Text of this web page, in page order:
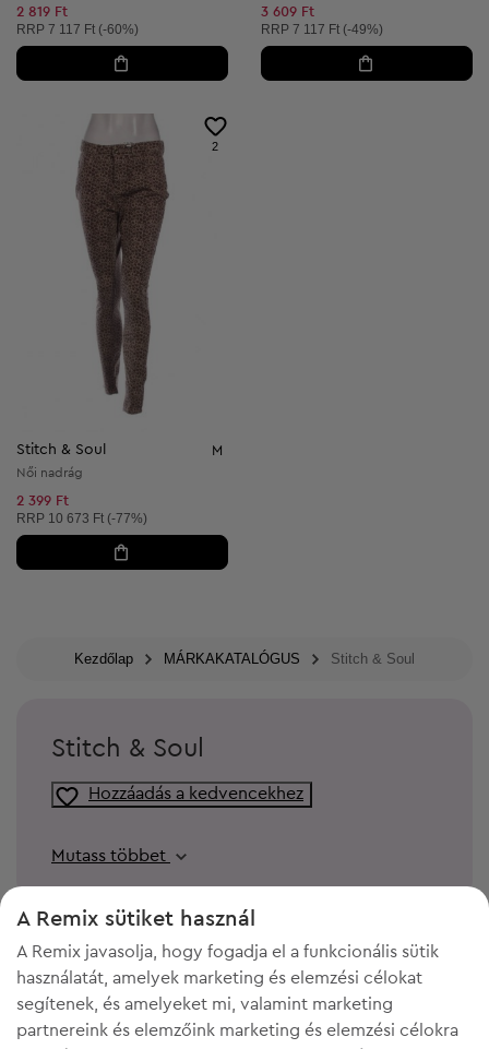
2 819 Ft
Ajánlott ár:
RRP 7 117 Ft (-60%)
3 609 Ft
Ajánlott ár:
RRP 7 117 Ft (-49%)
2
Stitch & Soul M
Női nadrág
2 399 Ft
Ajánlott ár:
RRP 10 673 Ft (-77%)
Kezdőlap MÁRKAKATALÓGUS Stitch & Soul
Stitch & Soul
Hozzáadás a kedvencekhez
Mutass többet
A Remix sütiket használ
A Remix javasolja, hogy fogadja el a funkcionális sütik
használatát, amelyek marketing és elemzési célokat
segítenek, és amelyeket mi, valamint marketing
partnereink és elemzőink marketing és elemzési célokra